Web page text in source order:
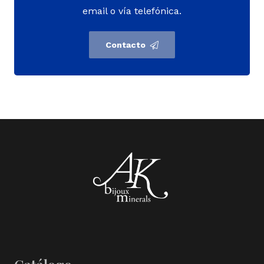
email o vía telefónica.
Contacto